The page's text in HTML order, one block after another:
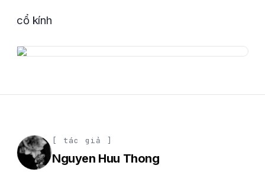
cổ kính
[ tác giả ]
Nguyen Huu Thong